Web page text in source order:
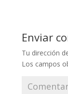
Enviar
Tu dirección
Los campos